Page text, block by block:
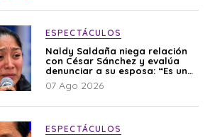
ESPECTÁCULOS
Naldy Saldaña niega relación
con César Sánchez y evalúa
denunciar a su esposa: “Es una
difamación”
07 Ago 2026
ESPECTÁCULOS